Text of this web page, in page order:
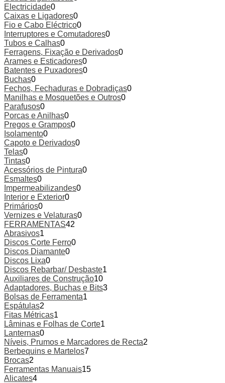
Electricidade0
Caixas e Ligadores0
Fio e Cabo Eléctrico0
Interruptores e Comutadores0
Tubos e Calhas0
Ferragens, Fixação e Derivados0
Arames e Esticadores0
Batentes e Puxadores0
Buchas0
Fechos, Fechaduras e Dobradiças0
Manilhas e Mosquetões e Outros0
Parafusos0
Porcas e Anilhas0
Pregos e Grampos0
Isolamento0
Capoto e Derivados0
Telas0
Tintas0
Acessórios de Pintura0
Esmaltes0
Impermeabilizandes0
Interior e Exterior0
Primários0
Vernizes e Velaturas0
FERRAMENTAS42
Abrasivos1
Discos Corte Ferro0
Discos Diamante0
Discos Lixa0
Discos Rebarbar/ Desbaste1
Auxiliares de Construção10
Adaptadores, Buchas e Bits3
Bolsas de Ferramenta1
Espátulas2
Fitas Métricas1
Lâminas e Folhas de Corte1
Lanternas0
Níveis, Prumos e Marcadores de Recta2
Berbequins e Martelos7
Brocas2
Ferramentas Manuais15
Alicates4